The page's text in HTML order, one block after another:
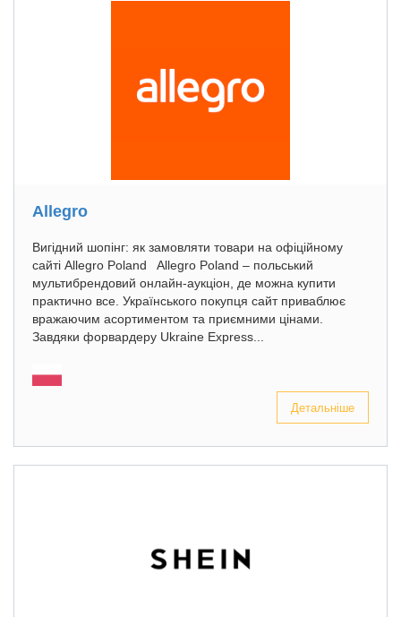
Allegro
Вигідний шопінг: як замовляти товари на офіційному
сайті Allegro Poland Allegro Poland – польський
мультибрендовий онлайн-аукціон, де можна купити
практично все. Українського покупця сайт приваблює
вражаючим асортиментом та приємними цінами.
Завдяки форвардеру Ukraine Express...
Детальніше